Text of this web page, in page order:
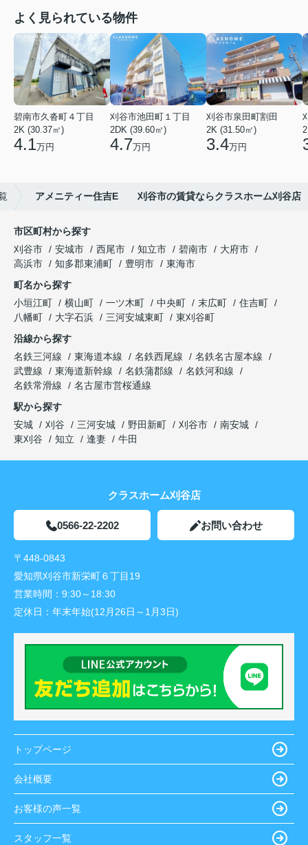
よく見られている物件
碧南市久沓町４丁目
2K (30.37㎡)
4.1万円
刈谷市池田町１丁目
2DK (39.60㎡)
4.7万円
刈谷市泉田町割田
2K (31.50㎡)
3.4万円
アメニティー住吉E 刈谷市の賃貸ならクラスホーム刈谷店
市区町村から探す
刈谷市
安城市 西尾市 知立市 碧南市
大府市
高浜市
知多郡東浦町 豊明市
東海市
町名から探す
小垣江町
横山町 一ツ木町 中央町 末広町
住吉町
八幡町
大字石浜 三河安城東町
東刈谷町
沿線から探す
名鉄三河線
東海道本線 名鉄西尾線
名鉄名古屋本線
武豊線
東海道新幹線 名鉄蒲郡線
名鉄河和線
名鉄常滑線
名古屋市営桜通線
駅から探す
安城
刈谷 三河安城 野田新町 刈谷市
南安城
東刈谷
知立 逢妻 牛田
クラスホーム刈谷店
0566-22-2202 お問い合わせ
〒448-0843
愛知県刈谷市新栄町６丁目19
営業時間： 9:30～18:30
定休日： 年末年始(12月26日～1月3日)
トップページ
会社概要
お客様の声一覧
スタッフ一覧